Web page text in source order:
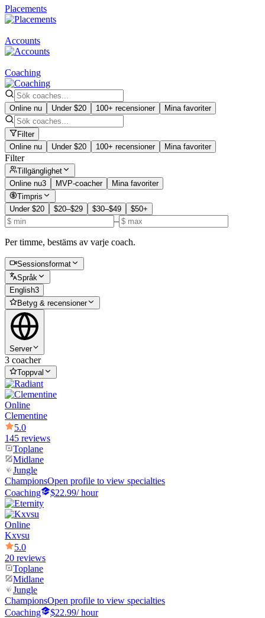
Placements
Accounts
Coaching
Online nu Under $20 100+ recensioner Mina favoriter
Filter
Online nu
Under $20 100+ recensioner Mina favoriter
Filter
Tillgänglighet
Online nu3 MVP-coacher
Mina favoriter
Timpris
Under $20
$20–$29 $30–$49 $50+
–
Per timme, bestäms av varje coach.
Sessionsformat
Språk
English3
Betyg & recensioner
Server
3 coacher
Toppval
Online
Clementine
5.0
145 reviews
Toplane
Midlane
Jungle
ChampionsOpen profile to view specialties
Coaching
$22.99/ hour
Online
Kxvsu
5.0
20 reviews
Toplane
Midlane
Jungle
ChampionsOpen profile to view specialties
Coaching
$22.99/ hour